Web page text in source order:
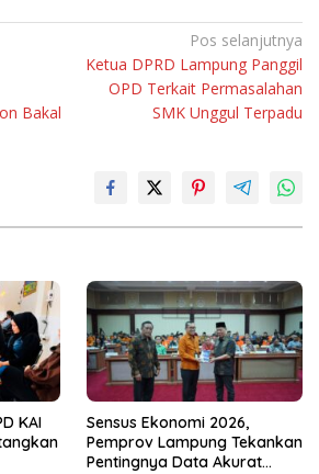
Bakal
Pos selanjutnya
Ketua DPRD Lampung Panggil
OPD Terkait Permasalahan
SMK Unggul Terpadu
KAI
Sensus Ekonomi 2026,
Pemprov Lampung Tekankan
Pentingnya Data Akurat